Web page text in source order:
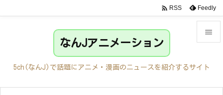

サイド
 RSS Feedly
なんJアニメーション
5ch(なんJ)で話題にアニメ・漫画のニュースを紹介するサイト